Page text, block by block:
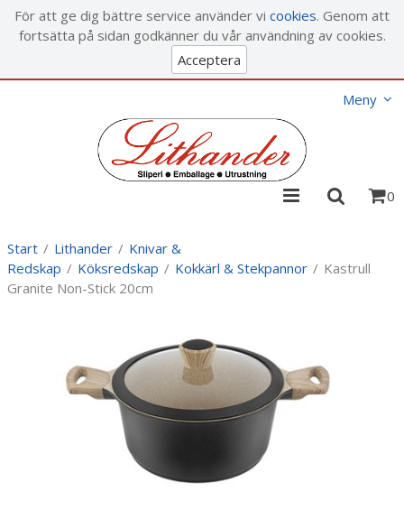
För att ge dig bättre service använder vi cookies. Genom att
fortsätta på sidan godkänner du vår användning av cookies.
Acceptera
Meny
0
Start / Lithander / Knivar &
Redskap / Köksredskap / Kokkärl & Stekpannor / Kastrull
Granite Non-Stick 20cm
Visa varukorgen Till kassan